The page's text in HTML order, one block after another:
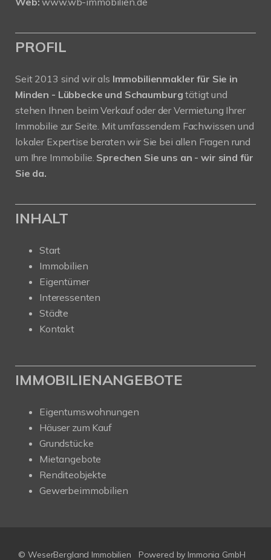
PROFIL
Seit 2013 sind wir als Immobilienmakler für Sie in
Minden - Lübbecke und Schaumburgtätigt und
stehen Ihnen beim Verkauf oder der Vermietung Ihrer
Immobilie zur Seite. Mit umfassendem Fachwissen und
lokaler Expertise beraten wir Sie bei allen Fragen rund
um Ihre Immobilie. Sprechen Sie uns an - wir sind für
Sie da.
INHALT
Start
Immobilien
Eigentümer
Interessenten
Städte
Kontakt
IMMOBILIENANGEBOTE
Eigentumswohnungen
Häuser zum Kauf
Grundstücke
Mietangebote
Renditeobjekte
Gewerbeimmobilien
© WeserBergland Immobilien Powered by Immonia GmbH